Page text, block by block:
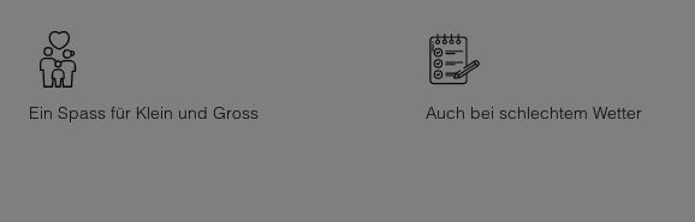
Ein Spass für Klein und Gross Auch bei schlechtem Wetter